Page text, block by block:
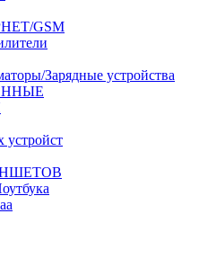
GSM
Зарядные устройства